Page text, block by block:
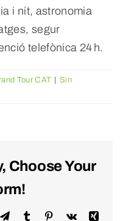
i nit, astronomia
segur
telefònica 24 h.
Tour CAT
Sin
Choose Your
TelegramTumblr Pinterest
Vk
Xing